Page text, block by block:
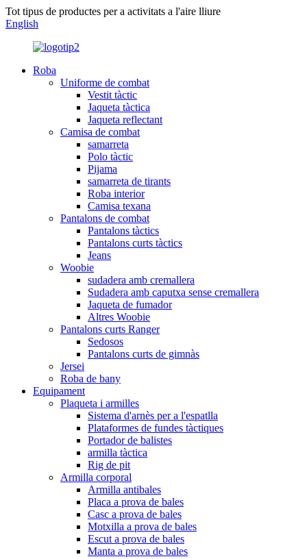
Tot tipus de productes per a activitats a l'aire lliure
English
Roba
Uniforme de combat
Vestit tàctic
Jaqueta tàctica
Jaqueta reflectant
Camisa de combat
samarreta
Polo tàctic
Pijama
samarreta de tirants
Roba interior
Camisa texana
Pantalons de combat
Pantalons tàctics
Pantalons curts tàctics
Jeans
Woobie
sudadera amb cremallera
Sudadera amb caputxa sense cremallera
Jaqueta de fumador
Altres Woobie
Pantalons curts Ranger
Sedosos
Pantalons curts de gimnàs
Jersei
Roba de bany
Equipament
Plaqueta i armilles
Sistema d'arnès per a l'espatlla
Plataformes de fundes tàctiques
Portador de balistes
armilla tàctica
Rig de pit
Armilla corporal
Armilla antibales
Placa a prova de bales
Casc a prova de bales
Motxilla a prova de bales
Escut a prova de bales
Manta a prova de bales